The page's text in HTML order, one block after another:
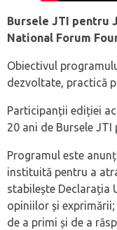
Bursele JTI pentru
National Forum
Obiectivul
dezvoltate, practică
Participanții ediției
20 ani de Bursele
Programul este
instituită pentru a
stabilește Declarația
opiniilor și
de a primi și de a